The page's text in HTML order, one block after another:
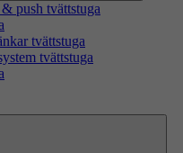
push tvättstuga
tvättstuga
tvättstuga